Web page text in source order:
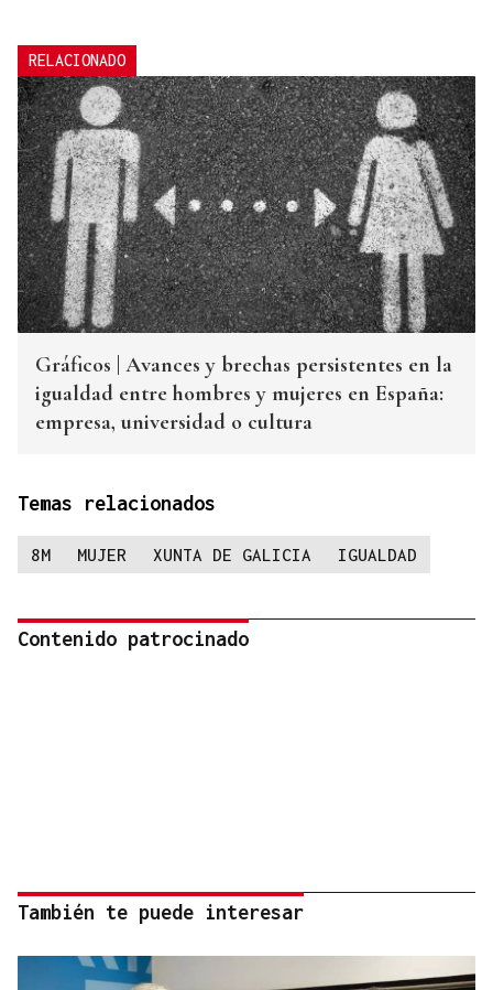
RELACIONADO
Gráficos | Avances y brechas persistentes en la
igualdad entre hombres y mujeres en España:
empresa, universidad o cultura
Temas relacionados
8M MUJER XUNTA DE GALICIA IGUALDAD
Contenido patrocinado
También te puede interesar